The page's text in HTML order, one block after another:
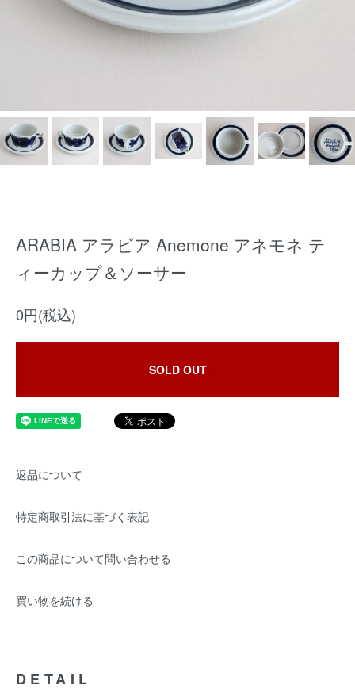
ARABIA アラビア Anemone アネモネ テ
ィーカップ＆ソーサー
0円(税込)
SOLD OUT
返品について
特定商取引法に基づく表記
この商品について問い合わせる
買い物を続ける
DETAIL